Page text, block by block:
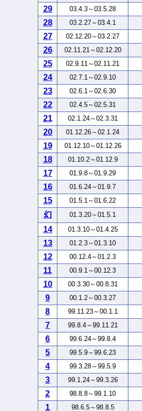
29 03.4.3～03.5.28
28 03.2.27～03.4.1
27 02.12.20～03.2.27
26 02.11.21～02.12.20
25 02.9.11～02.11.21
24 02.7.1～02.9.10
23 02.6.1～02.6.30
22 02.4.5～02.5.31
21 02.1.24～02.3.31
20 01.12.26～02.1.24
19 01.12.10～01.12.26
18 01.10.2～01.12.9
17 01.9.8～01.9.29
16 01.6.24～01.9.7
15 01.5.1～01.6.22
幻 01.3.20～01.5.1
14 01.3.10～01.4.25
13 01.2.3～01.3.10
12 00.12.4～01.2.3
11 00.9.1～00.12.3
10 00.3.30～00.8.31
9 00.1.2～00.3.27
8 99.11.23～00.1.1
7 99.8.4～99.11.21
6 99.6.24～99.8.4
5 99.5.9～99.6.23
4 99.3.28～99.5.9
3 99.1.24～99.3.26
2 98.8.8～99.1.10
1 98.6.5～98.8.5